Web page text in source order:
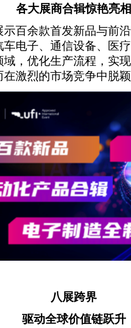
各大展商合辑惊艳亮相
百余款首发新品与前
车电子、通信设备、医
域，优化生产流程，实
在激烈的市场竞争中脱
八展跨界
驱动全球价值链跃升